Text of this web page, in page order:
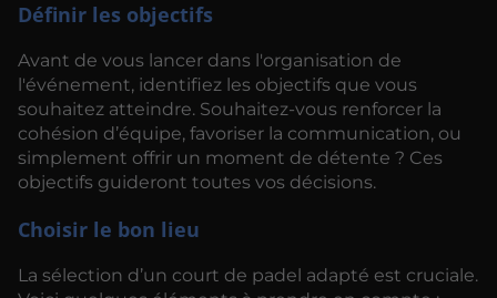
Définir les objectifs
Avant de vous lancer dans l'organisation de
l'événement, identifiez les objectifs que vous
souhaitez atteindre. Souhaitez-vous renforcer la
cohésion d’équipe, favoriser la communication, ou
simplement offrir un moment de détente ? Ces
objectifs guideront toutes vos décisions.
Choisir le bon lieu
La sélection d’un court de padel adapté est cruciale.